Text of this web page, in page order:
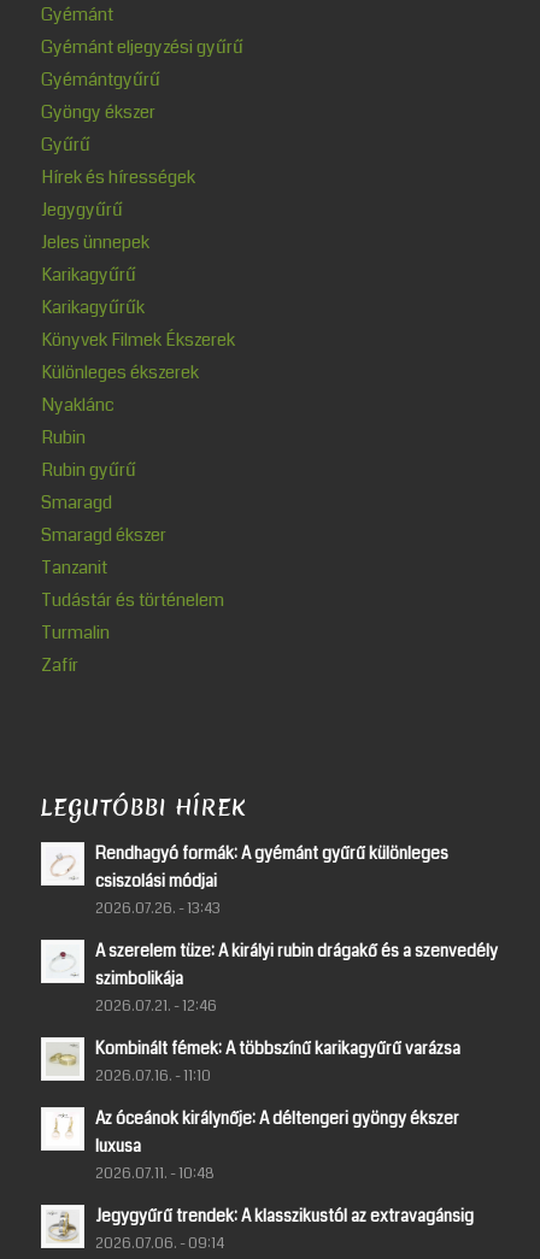
Gyémánt
Gyémánt eljegyzési gyűrű
Gyémántgyűrű
Gyöngy ékszer
Gyűrű
Hírek és hírességek
Jegygyűrű
Jeles ünnepek
Karikagyűrű
Karikagyűrűk
Könyvek Filmek Ékszerek
Különleges ékszerek
Nyaklánc
Rubin
Rubin gyűrű
Smaragd
Smaragd ékszer
Tanzanit
Tudástár és történelem
Turmalin
Zafír
LEGUTÓBBI HÍREK
Rendhagyó formák: A gyémánt gyűrű különleges
csiszolási módjai
2026.07.26. - 13:43
A szerelem tüze: A királyi rubin drágakő és a szenvedély
szimbolikája
2026.07.21. - 12:46
Kombinált fémek: A többszínű karikagyűrű varázsa
2026.07.16. - 11:10
Az óceánok királynője: A déltengeri gyöngy ékszer
luxusa
2026.07.11. - 10:48
Jegygyűrű trendek: A klasszikustól az extravagánsig
2026.07.06. - 09:14